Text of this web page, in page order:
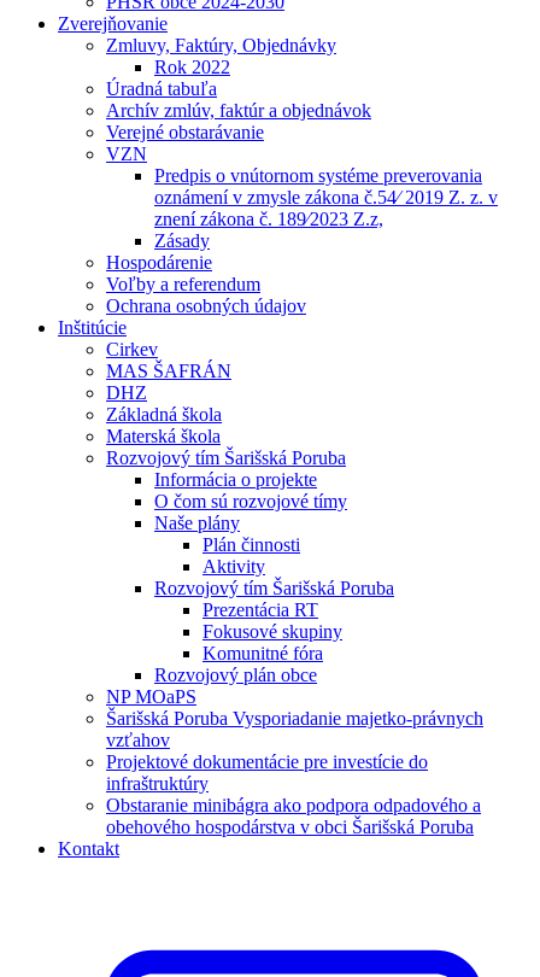
Zverejňovanie
Zmluvy, Faktúry, Objednávky
Rok 2022
Úradná tabuľa
Archív zmlúv, faktúr a objednávok
Verejné obstarávanie
VZN
Predpis o vnútornom systéme preverovania
oznámení v zmysle zákona č.54⁄ 2019 Z. z. v
znení zákona č. 189⁄2023 Z.z,
Zásady
Hospodárenie
Voľby a referendum
Ochrana osobných údajov
Inštitúcie
Cirkev
MAS ŠAFRÁN
DHZ
Základná škola
Materská škola
Rozvojový tím Šarišská Poruba
Informácia o projekte
O čom sú rozvojové tímy
Naše plány
Plán činnosti
Aktivity
Rozvojový tím Šarišská Poruba
Prezentácia RT
Fokusové skupiny
Komunitné fóra
Rozvojový plán obce
NP MOaPS
Šarišská Poruba Vysporiadanie majetko-právnych
vzťahov
Projektové dokumentácie pre investície do
infraštruktúry
Obstaranie minibágra ako podpora odpadového a
obehového hospodárstva v obci Šarišská Poruba
Kontakt